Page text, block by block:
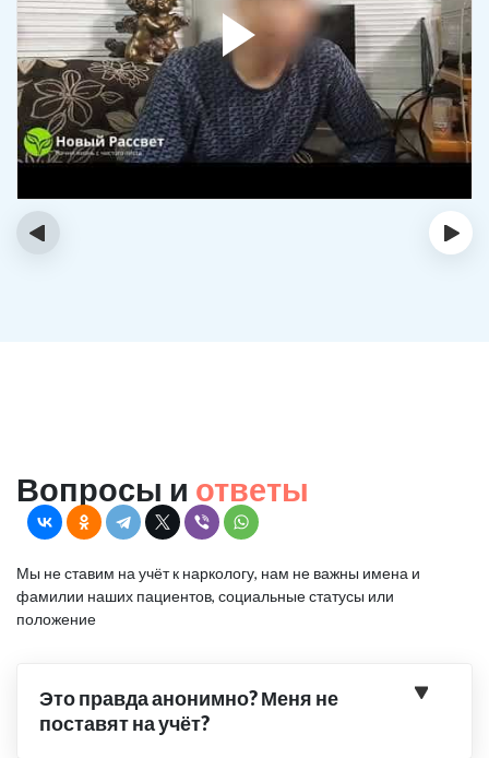
‹ ›
Вопросы и ответы
Мы не ставим на учёт к наркологу, нам не важны имена и
фамилии наших пациентов, социальные статусы или
положение
Это правда анонимно? Меня не
поставят на учёт?